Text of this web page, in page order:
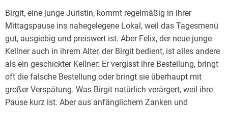
Birgit, eine junge Juristin, kommt regelmäßig in ihrer
Mittagspause ins nahegelegene Lokal, weil das Tagesmenü
gut, ausgiebig und preiswert ist. Aber Felix, der neue junge
Kellner auch in ihrem Alter, der Birgit bedient, ist alles andere
als ein geschickter Kellner: Er vergisst ihre Bestellung, bringt
oft die falsche Bestellung oder bringt sie überhaupt mit
großer Verspätung. Was Birgit natürlich verärgert, weil ihre
Pause kurz ist. Aber aus anfänglichem Zanken und